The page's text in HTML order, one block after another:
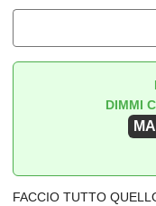
DIMMI
FACCIO TUTTO